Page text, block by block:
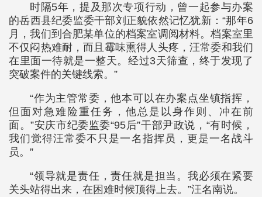
时隔5年，提及那次专项行动，曾一起参与办案
的岳西县纪委监委干部刘正貌依然记忆犹新：“那年6
月，我们到合肥某单位的档案室调阅材料。档案室里
不仅闷热难耐，而且霉味熏得人头疼，汪常委和我们
在里面一待就是一整天。经过3天筛查，终于发现了
突破案件的关键线索。”
“作为主管常委，他本可以在办案点坐镇指挥，
但面对急难险重任务，他总是以身作则、冲在前
面。”安庆市纪委监委“95后”干部尹政说，“有时候，
我们觉得汪常委不只是一名指挥员，更是一名战斗
员。”
“领导就是责任，责任就是担当。我必须在紧要
关头站得出来，在困难时候顶得上去。”汪名南说。